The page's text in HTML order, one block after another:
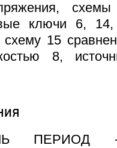
ключи 6,
схему 15
8,